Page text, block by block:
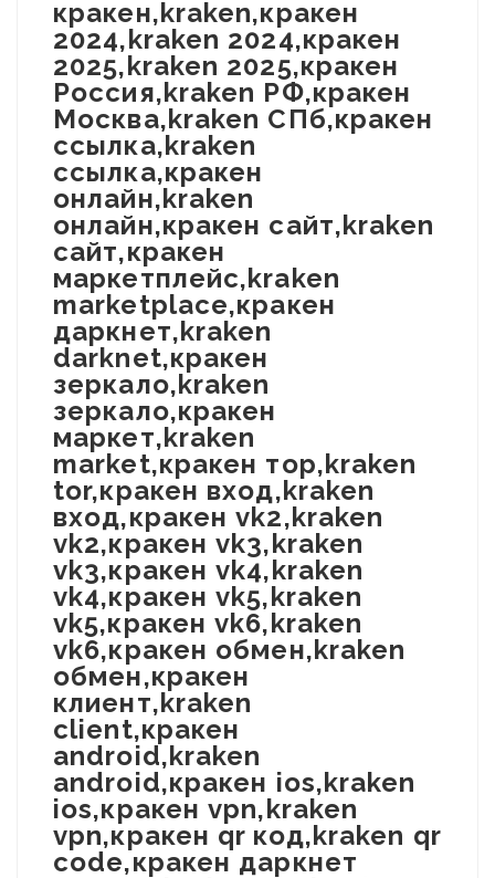
кракен,kraken,кракен
2024,kraken 2024,кракен
2025,kraken 2025,кракен
Россия,kraken РФ,кракен
Москва,kraken СПб,кракен
ссылка,kraken
ссылка,кракен
онлайн,kraken
онлайн,кракен сайт,kraken
сайт,кракен
маркетплейс,kraken
marketplace,кракен
даркнет,kraken
darknet,кракен
зеркало,kraken
зеркало,кракен
маркет,kraken
market,кракен тор,kraken
tor,кракен вход,kraken
вход,кракен vk2,kraken
vk2,кракен vk3,kraken
vk3,кракен vk4,kraken
vk4,кракен vk5,kraken
vk5,кракен vk6,kraken
vk6,кракен обмен,kraken
обмен,кракен
клиент,kraken
client,кракен
android,kraken
android,кракен ios,kraken
ios,кракен vpn,kraken
vpn,кракен qr код,kraken qr
code,кракен даркнет